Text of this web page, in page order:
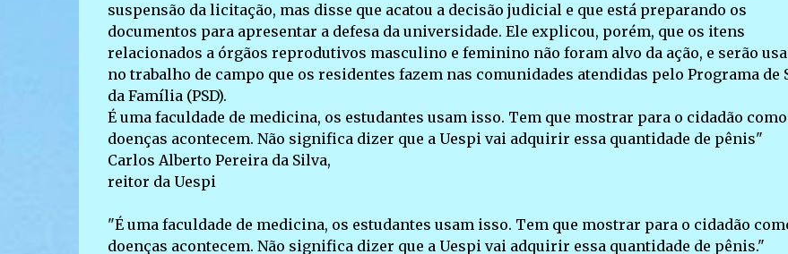
suspensão da licitação, mas disse que acatou a decisão judicial e que está preparando os
documentos para apresentar a defesa da universidade. Ele explicou, porém, que os itens
relacionados a órgãos reprodutivos masculino e feminino não foram alvo da ação, e serão
no trabalho de campo que os residentes fazem nas comunidades atendidas pelo Programa de
da Família (PSD).
É uma faculdade de medicina, os estudantes usam isso. Tem que mostrar para o cidadão como
doenças acontecem. Não significa dizer que a Uespi vai adquirir essa quantidade de pênis"
Carlos Alberto Pereira da Silva,
reitor da Uespi
"É uma faculdade de medicina, os estudantes usam isso. Tem que mostrar para o cidadão
doenças acontecem. Não significa dizer que a Uespi vai adquirir essa quantidade de pênis."